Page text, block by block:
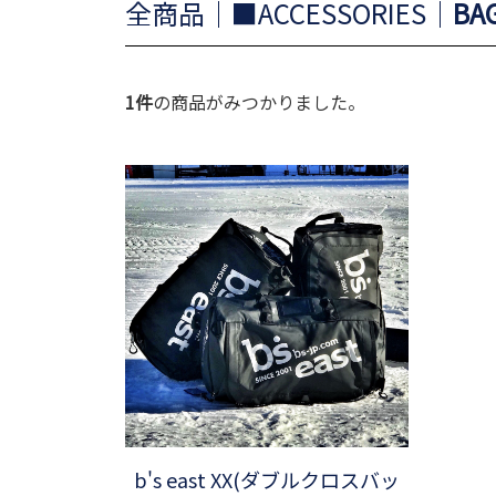
全商品 ■ACCESSORIES
1件の商品がみつかりました。
b's east XX(ダブルクロスバッ